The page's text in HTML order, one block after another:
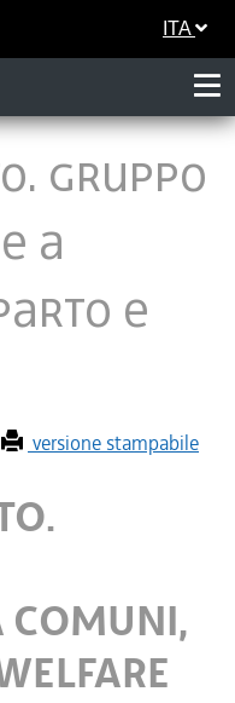
ITA
GRUPPO
A
E
versione stampabile
COMUNI,